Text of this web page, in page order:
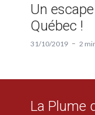
Un
Québec !
31/10/2019 2
La Plume